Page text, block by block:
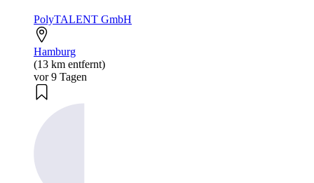
PolyTALENT GmbH
Hamburg
(13 km entfernt)
vor 9 Tagen